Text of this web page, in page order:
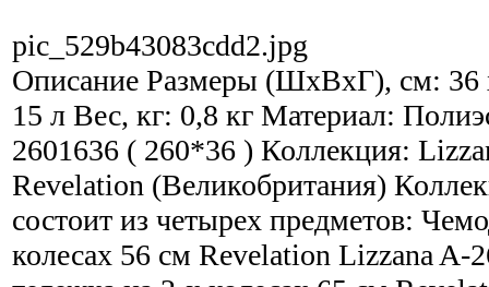
pic_529b43083cdd2.jpg
Описание Размеры (ШхВхГ), см: 36
15 л Вес, кг: 0,8 кг Материал:
2601636 ( 260*36 ) Коллекция:
Revelation (Великобритания)
состоит из четырех предметов:
колесах 56 см Revelation Lizzana A-